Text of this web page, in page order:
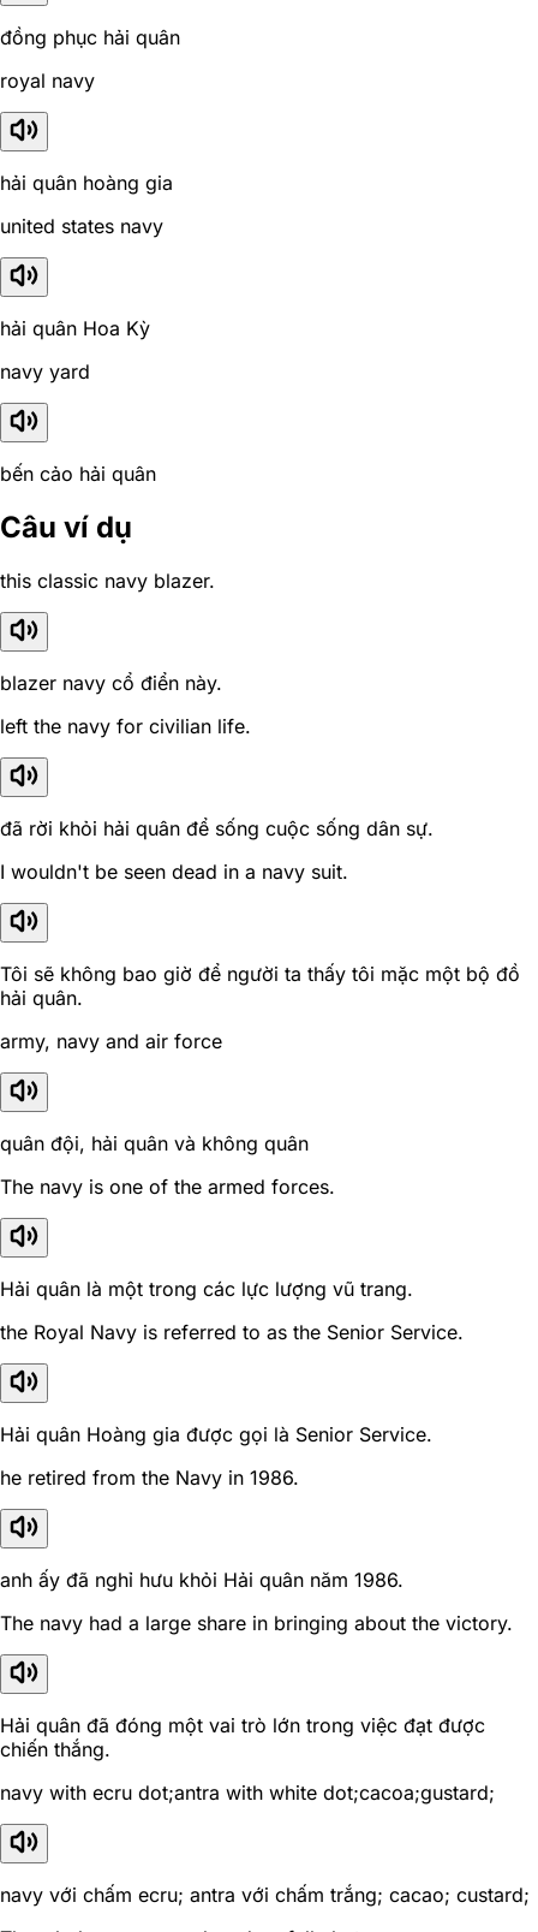
đồng phục hải quân
royal navy
hải quân hoàng gia
united states navy
hải quân Hoa Kỳ
navy yard
bến cảo hải quân
Câu ví dụ
this classic navy blazer.
blazer navy cổ điển này.
left the navy for civilian life.
đã rời khỏi hải quân để sống cuộc sống dân sự.
I wouldn't be seen dead in a navy suit.
Tôi sẽ không bao giờ để người ta thấy tôi mặc một bộ đồ
hải quân.
army, navy and air force
quân đội, hải quân và không quân
The navy is one of the armed forces.
Hải quân là một trong các lực lượng vũ trang.
the Royal Navy is referred to as the Senior Service.
Hải quân Hoàng gia được gọi là Senior Service.
he retired from the Navy in 1986.
anh ấy đã nghỉ hưu khỏi Hải quân năm 1986.
The navy had a large share in bringing about the victory.
Hải quân đã đóng một vai trò lớn trong việc đạt được
chiến thắng.
navy with ecru dot;antra with white dot;cacoa;gustard;
navy với chấm ecru; antra với chấm trắng; cacao; custard;